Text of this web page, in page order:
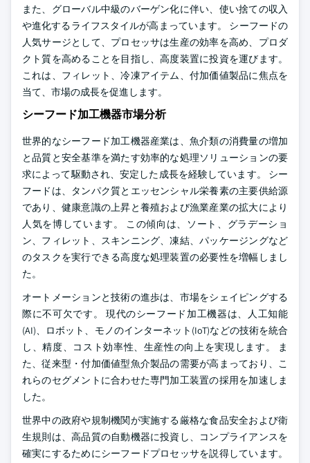
また、グローバル中級のバーゲン化に伴い、使い捨ての収入
や進化するライフスタイルが高まっています。 シーフードの
人気サージとして、プロセッサは生産の効率を高め、プロダ
クト質を高めることを目指し、高度装置に投資を運びます。
これは、フィレット、冷凍アイテム、付加価値製品に焦点を
当て、市場の成長を促進します。
シーフード加工機器市場分析
世界的なシーフード加工機器産業は、魚介類の消費量の増加
と品質と安全基準を満たす効率的な処理ソリューションの要
求によって駆動され、安定した成長を経験しています。 シー
フードは、タンパク質とエッセンシャル栄養素の主要供給源
であり、健康意識の上昇と養殖および漁業産業の拡大により
人気を博しています。 この傾向は、ソート、グラデーショ
ン、フィレット、スキンニング、凍結、パッケージングなど
のタスクを実行できる高度な処理装置の必要性を増幅しまし
た。
オートメーションと技術の進歩は、市場をシェイピングする
際に不可欠です。 現代のシーフード加工機器は、人工知能
(AI)、ロボット、モノのインターネット(IoT)などの技術を統合
し、精度、コスト効率性、生産性の向上を実現します。 ま
た、従来型・付加価値型魚介製品の需要が高まっており、こ
れらのセグメントに合わせた専門加工装置の採用を加速しま
した。
世界中の政府や規制機関が実施する厳格な食品安全および衛
生規則は、高品質の自動機器に投資し、コンプライアンスを
確実にするためにシーフードプロセッサを説得しています。